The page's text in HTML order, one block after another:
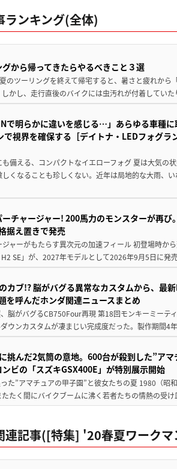
ランキング(全体)
から帰ってきたらやるべきこと３選
のツーリングを終えて帰宅すると、暑さと疲れから
しかし、走行直後のバイクには虫汚れが付着してい
で明らかに違いを感じる…」あらゆる車種
で視界を確保する［デイトナ・LEDフォグラ
備える、コンパクトなイエローフォグ 夏は大気の
しくなることも珍しくない。近年は局地的な大雨、
チャージャー! 200馬力のモンスターが再
据え置きで発売
ャーがもたらす異次元の加速フィール 初登場時か
H2 SE」が、2027年モデルとして2026年9月5日に発
カブ!? 脳がバグる異常なカスタムから、最
を呼んだホンダ関連ニュースまとめ
脳がバグるCB750Four再現 第18回モンキーミーテ
ウンカスタムが凄まじい完成度だった。製作期間4
挑んだ2気筒の意地。600台が殺到した”ア
ンビの「スズキGSX400E」が特別展示開始
た”アマチュアの甲子園”と彼女たちの夏 1980（昭
たたく間にバイクブームに沸く若者たちの情熱の受
連記事([特集] '20春夏ワークマ